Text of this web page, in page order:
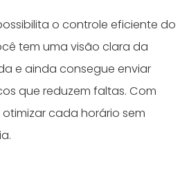
o controle eficiente do
tem uma visão clara da
e ainda consegue enviar
que reduzem faltas. Com
cada horário sem